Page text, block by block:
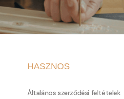
HASZNOS
Általános szerződési feltételek